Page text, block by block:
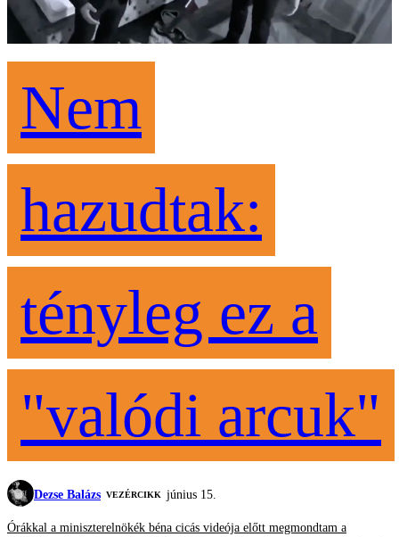
Nem
hazudtak:
tényleg ez a
"valódi arcuk"
Dezse Balázs VEZÉRCIKK június 15.
Órákkal a miniszterelnökék béna cicás videója előtt megmondtam a